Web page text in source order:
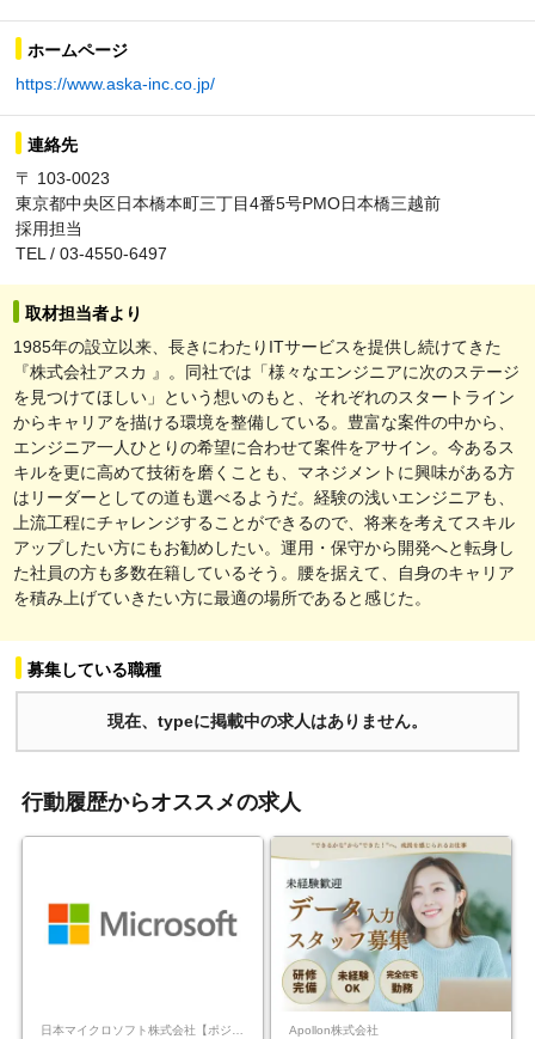
ホームページ
https://www.aska-inc.co.jp/
連絡先
〒 103-0023
東京都中央区日本橋本町三丁目4番5号PMO日本橋三越前
採用担当
TEL / 03-4550-6497
取材担当者より
1985年の設立以来、長きにわたりITサービスを提供し続けてきた
『株式会社アスカ 』。同社では「様々なエンジニアに次のステージ
を見つけてほしい」という想いのもと、それぞれのスタートライン
からキャリアを描ける環境を整備している。豊富な案件の中から、
エンジニア一人ひとりの希望に合わせて案件をアサイン。今あるス
キルを更に高めて技術を磨くことも、マネジメントに興味がある方
はリーダーとしての道も選べるようだ。経験の浅いエンジニアも、
上流工程にチャレンジすることができるので、将来を考えてスキル
アップしたい方にもお勧めしたい。運用・保守から開発へと転身し
た社員の方も多数在籍しているそう。腰を据えて、自身のキャリア
を積み上げていきたい方に最適の場所であると感じた。
募集している職種
現在、typeに掲載中の求人はありません。
行動履歴からオススメの求人
Apollon株式会社